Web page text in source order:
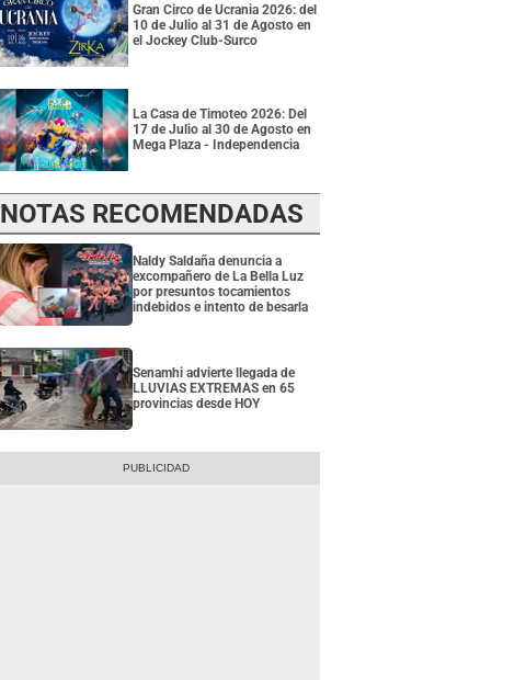
Gran Circo de Ucrania 2026: del
10 de Julio al 31 de Agosto en
el Jockey Club-Surco
La Casa de Timoteo 2026: Del
17 de Julio al 30 de Agosto en
Mega Plaza - Independencia
NOTAS RECOMENDADAS
Naldy Saldaña denuncia a
excompañero de La Bella Luz
por presuntos tocamientos
indebidos e intento de besarla
Senamhi advierte llegada de
LLUVIAS EXTREMAS en 65
provincias desde HOY